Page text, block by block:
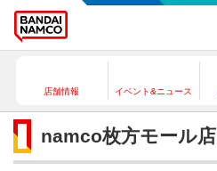
店舗情報 イベント&ニュース
namco枚方モール店